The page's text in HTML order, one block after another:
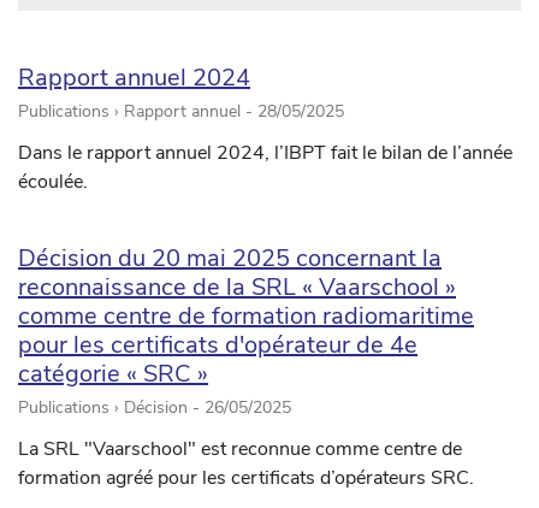
Rapport annuel 2024
Publications › Rapport annuel - 28/05/2025
Dans le rapport annuel 2024, l’IBPT fait le bilan de l’année
écoulée.
Décision du 20 mai 2025 concernant la
reconnaissance de la SRL « Vaarschool »
comme centre de formation radiomaritime
pour les certificats d'opérateur de 4e
catégorie « SRC »
Publications › Décision - 26/05/2025
La SRL "Vaarschool" est reconnue comme centre de
formation agréé pour les certificats d’opérateurs SRC.